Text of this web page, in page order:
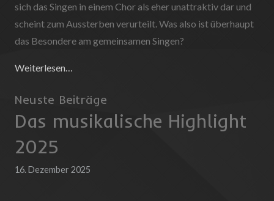
sich das Singen in einem Chor als eher unattraktiv dar und
scheint zum Aussterben verurteilt. Was also ist überhaupt
das Besondere am gemeinsamen Singen?
Weiterlesen…
Neuste Beiträge
Das musikalische Highlight
2025
16. Dezember 2025